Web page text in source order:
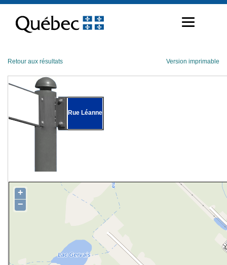
contenu
Retour aux résultats Version imprimable
Rue Léanne
+
−